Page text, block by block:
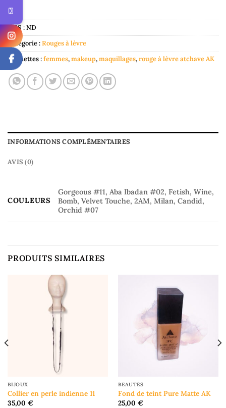
UGS :ND
Catégorie :Rouges à lèvre
Étiquettes :femmes,makeup,maquillages,rouge à lèvre atchave AK
INFORMATIONS COMPLÉMENTAIRES
AVIS (0)
COULEURS
Gorgeous #11, Aba Ibadan #02, Fetish, Wine,
Bomb, Velvet Touche, 2AM, Milan, Candid,
Orchid #07
PRODUITS SIMILAIRES
BIJOUX
Collier en perle indienne 11
35,00 €
BEAUTÉS
Fond de teint Pure Matte AK
25,00 €